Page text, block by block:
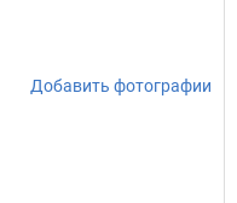
Добавить фотографии